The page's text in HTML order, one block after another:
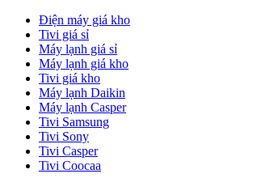
Điện máy giá kho
Tivi giá sỉ
Máy lạnh giá sỉ
Máy lạnh giá kho
Tivi giá kho
Máy lạnh Daikin
Máy lạnh Casper
Tivi Samsung
Tivi Sony
Tivi Casper
Tivi Coocaa